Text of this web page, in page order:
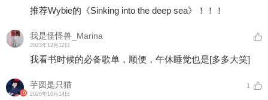
推荐Wybie的《Sinking into the deep sea》！！！
我是怪怪兽_Marina
2023年12月12日
我看书时候的必备歌单，顺便，午休睡觉也是[多多大笑]
芋圆是只猫
2020年10月14日
1